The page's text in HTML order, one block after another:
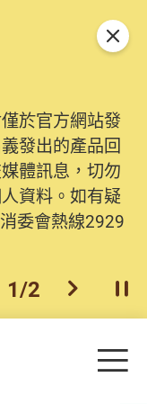
於官方網站發
發出的產品回
體訊息，切勿
資料。如有疑
委會熱線2929
一個
1/2 下一個開
關閉
目